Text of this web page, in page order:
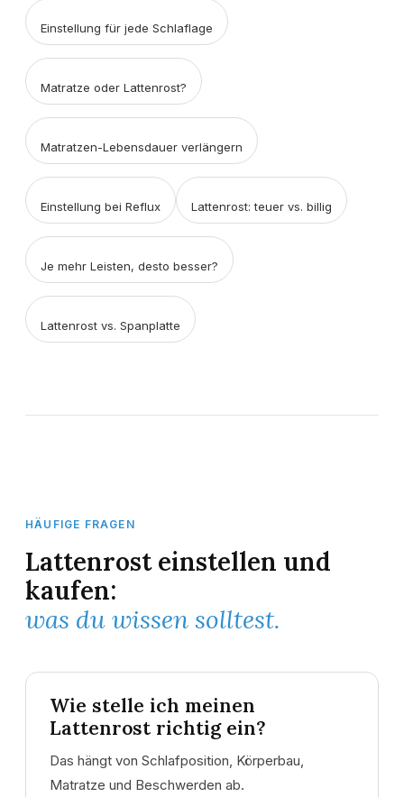
Einstellung für jede Schlaflage
Matratze oder Lattenrost?
Matratzen-Lebensdauer verlängern
Einstellung bei Reflux Lattenrost: teuer vs. billig
Je mehr Leisten, desto besser?
Lattenrost vs. Spanplatte
HÄUFIGE FRAGEN
Lattenrost einstellen und
kaufen:
was du wissen solltest.
Wie stelle ich meinen
Lattenrost richtig ein?
Das hängt von Schlafposition, Körperbau,
Matratze und Beschwerden ab.